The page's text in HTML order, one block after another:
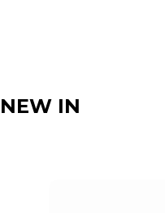
NEW IN